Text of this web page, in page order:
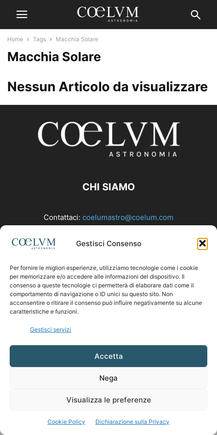
Gestisci Consenso
Per fornire le migliori esperienze, utilizziamo tecnologie come i cookie
per memorizzare e/o accedere alle informazioni del dispositivo. Il
consenso a queste tecnologie ci permetterà di elaborare dati come il
comportamento di navigazione o ID unici su questo sito. Non
acconsentire o ritirare il consenso può influire negativamente su alcune
caratteristiche e funzioni.
Gestisci servizi
Accetta
Nega
Visualizza le preferenze
Cookie Policy Dichiarazione sulla Privacy
Home Tags Macchia Solare
Macchia Solare
Nessun Articolo da visualizzare
CHI SIAMO
Contattaci: coelumastro@coelum.com
SEGUICI